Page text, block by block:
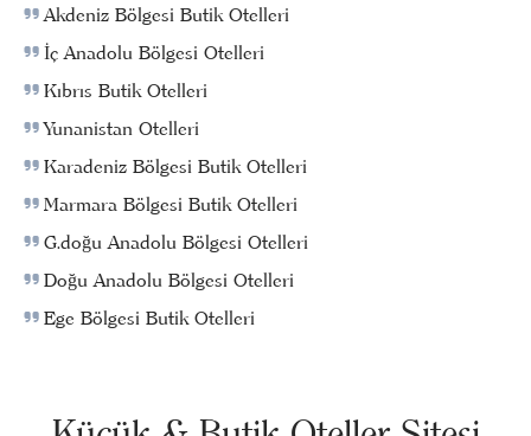
Akdeniz Bölgesi Butik Otelleri
İç Anadolu Bölgesi Otelleri
Kıbrıs Butik Otelleri
Yunanistan Otelleri
Karadeniz Bölgesi Butik Otelleri
Marmara Bölgesi Butik Otelleri
G.doğu Anadolu Bölgesi Otelleri
Doğu Anadolu Bölgesi Otelleri
Ege Bölgesi Butik Otelleri